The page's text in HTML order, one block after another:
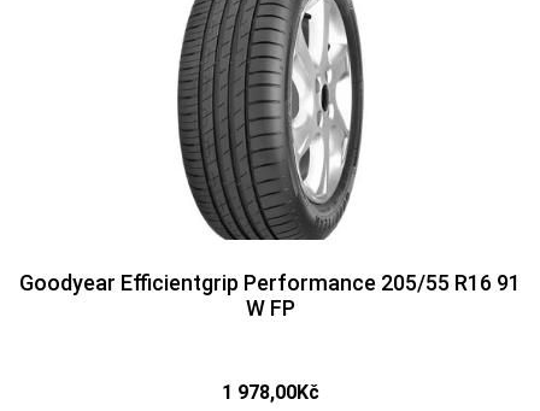
Goodyear Efficientgrip Performance 205/55 R16 91
W FP
1 978,00Kč